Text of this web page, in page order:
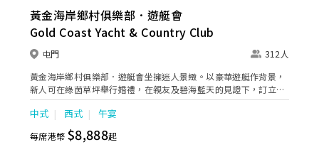
黃金海岸鄉村俱樂部．遊艇會
Gold Coast Yacht & Country Club
屯門
312人
黃金海岸鄉村俱樂部．遊艇會坐擁迷人景緻。以豪華遊艇作背景，
新人可在綠茵草坪舉行婚禮，在親友及碧海藍天的見證下，訂立愛
的盟誓，接受來賓的祝福。時尚浪漫的室內外婚宴場地，典雅的佈
置及優越的餐飲服務，定會為你的婚禮添上無限甜蜜驚喜。 2026-
2027年婚禮套餐* 翠綠庭園證婚套餐 尊享價HK$52,000 中式午宴
由每席HK$8,888起 中式晚宴由每席HK$10,588起 西式午宴(宴會
中式 西式 午宴
每席港幣 $8,888起